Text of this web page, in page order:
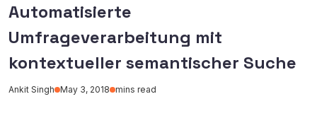
Automatisierte
Umfrageverarbeitung mit
kontextueller semantischer Suche
Ankit Singh May 3, 2018 mins read